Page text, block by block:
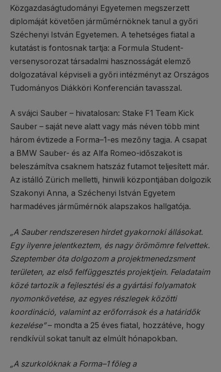
Közgazdaságtudományi Egyetemen megszerzett
diplomáját követően járműmérnöknek tanul a győri
Széchenyi István Egyetemen. A tehetséges fiatal a
kutatást is fontosnak tartja: a Formula Student-
versenysorozat társadalmi hasznosságát elemző
dolgozatával képviseli a győri intézményt az Országos
Tudományos Diákköri Konferencián tavasszal.
A svájci Sauber – hivatalosan: Stake F1 Team Kick
Sauber – saját neve alatt vagy más néven több mint
három évtizede a Forma–1-es mezőny tagja. A csapat
a BMW Sauber- és az Alfa Romeo-időszakot is
beleszámítva csaknem hatszáz futamot teljesített már.
Az istálló Zürich melletti, hinwili központjában dolgozik
Szakonyi Anna, a Széchenyi István Egyetem
harmadéves járműmérnök alapszakos hallgatója.
„A Sauber rendszeresen hirdet gyakornoki állásokat.
Egy ilyenre jelentkeztem, és nagy örömömre felvettek.
Szeptember óta dolgozom a projektmenedzsment
területen, az első felfüggesztés projektjein. Feladataim
közé tartozik a fejlesztési és a gyártási folyamatok
nyomonkövetése, az egyes részlegek közötti
koordináció, valamint az erőforrások és a határidők
kezelése”– mondta a 25 éves fiatal, hozzátéve, hogy
rendkívül sokat tanult az elmúlt hónapokban.
„A szurkolóknak a Forma–1 főleg a